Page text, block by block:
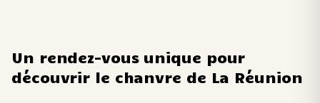
Un rendez-vous unique pour
découvrir le chanvre de La Réunion